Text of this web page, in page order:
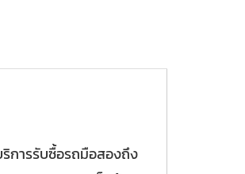
การรับซื้อรถมือสองถึง